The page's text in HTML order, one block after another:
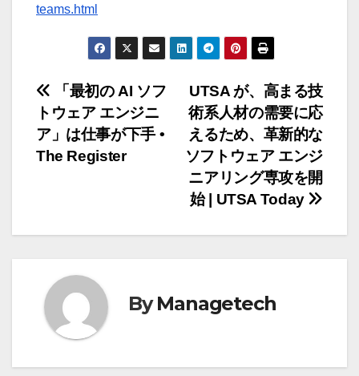
teams.html
投
稿
ナ
ゲ
シ
ョ
ン
UTSA が、高まる技
術系人材の需要に応
えるため、革新的な
ソフトウェア エンジ
ニアリング専攻を開
始 | UTSA Today
「最初の AI ソフ
トウェア エンジニ
ア」は仕事が下手 •
The Register
ByManagetech